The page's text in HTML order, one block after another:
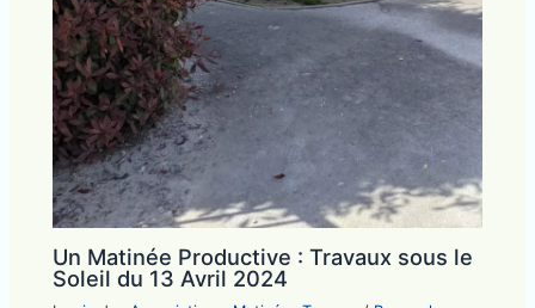
Un Matinée Productive : Travaux sous le
Soleil du 13 Avril 2024